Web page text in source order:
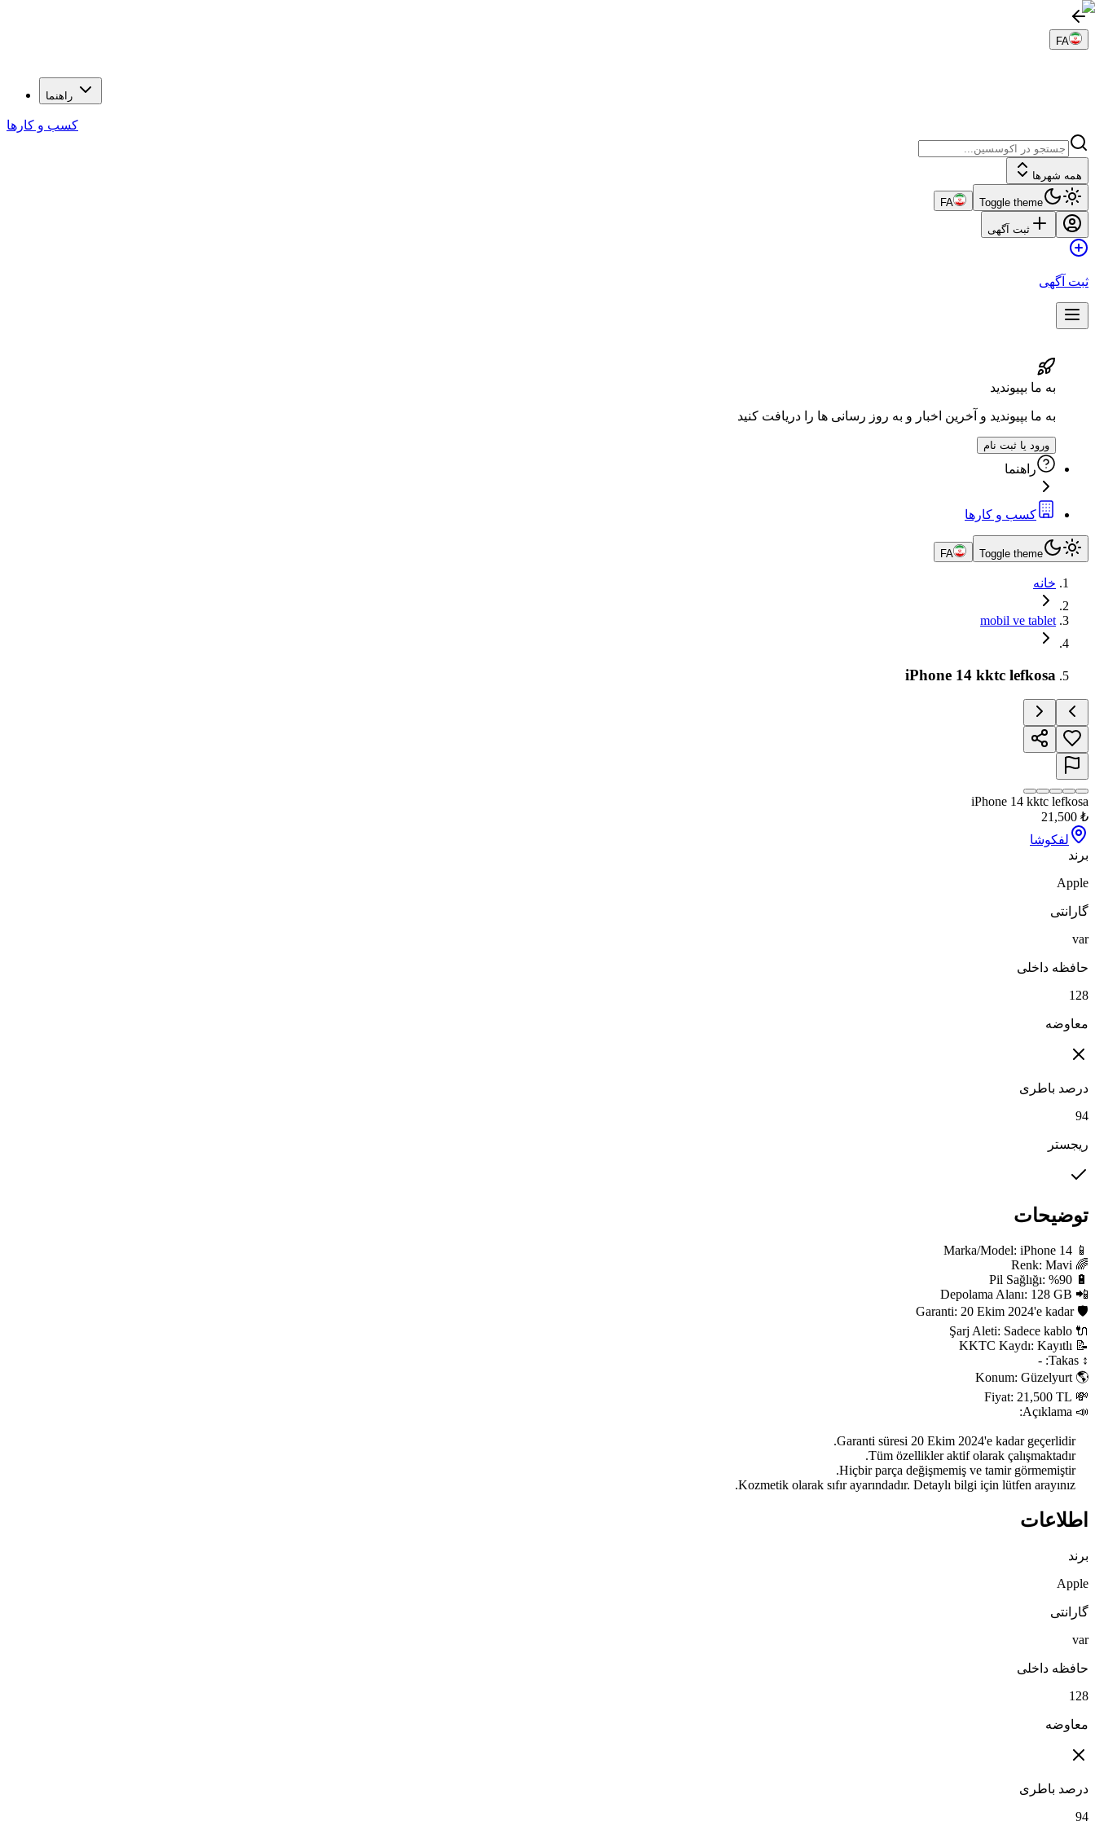
FA
راهنما
کسب و کارها
همه شهرها
Toggle theme
FA
ثبت آگهی
ثبت آگهی
به ما بپیوندید
به ما بپیوندید و آخرین اخبار و به روز رسانی ها را دریافت کنید
ورود یا ثبت نام
راهنما
کسب و کارها
Toggle theme
FA
خانه
mobil ve tablet
iPhone 14 kktc lefkosa
iPhone 14 kktc lefkosa
₺
21,500
لفکوشا
برند
Apple
گارانتی
var
حافظه داخلی
128
معاوضه
درصد باطری
94
ریجستر
توضیحات
اطلاعات
برند
Apple
گارانتی
var
حافظه داخلی
128
معاوضه
درصد باطری
94